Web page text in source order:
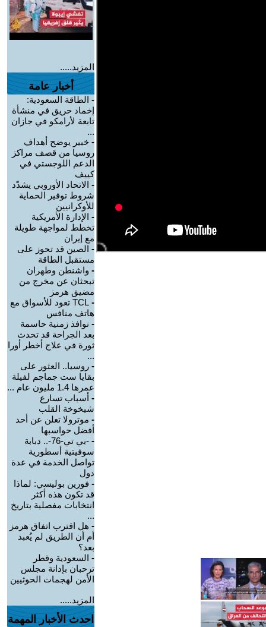
المزيد.....
أخبار عامة
- الطاقة السعودية:
إخماد حريق في منشأة
تابعة لأرامكو في جازان
...
- خبير يوضح أهداف
روسيا من قصف مراكز
الدعم اللوجستي في
كييف
- الاتحاد الأوروبي يشدّد
شروط توفير الحماية
للأوكرانيين
- الإدارة الأمريكية
تخطط لمواجهة طويلة
مع إيران
- الصين قد تحوز على
مستقبل الطاقة
- واشنطن وطهران
تبحثان عن مخرج من
مضيق هرمز
-
TCL تعود للأسواق مع
هاتف منافس
- نوافذ زمنية حاسمة
بعد الجراحة قد تحدث
ثورة في علاج أخطر أورا
...
- روسيا.. العثور على
بقايا ست جماجم لفيلة
عمرها 1.4 مليون عام ...
- أسباب تسارع
شيخوخة القلب
- موترولا تعلن عن أحد
أفضل حواسبها
-
-بي تي-76-.. دبابة
سوفيتية أسطورية
تواصل الخدمة في عدة
دول
- فورين بوليسي: لماذا
قد تكون هذه أكثر
انتخابات مفصلية بتاريخ
...
- هل اقترب اتفاق هرمز
أم أن الطريق لم يُعبد
بعد؟
- السعودية وقطر
ترحبان بإدانة مجلس
الأمن لهجمات الحوثيين
المزيد.....
احدث الأخبار المهمة